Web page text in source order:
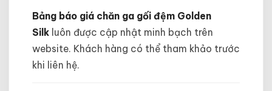
Bảng báo giá chăn ga gối đệm Golden
Silk luôn được cập nhật minh bạch trên
website. Khách hàng có thể tham khảo trước
khi liên hệ.